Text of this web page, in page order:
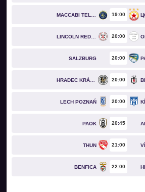
19 00
LINCOLN RED IMPS 20 00
SALZBURG 20 00
HRADEC KRÁLOVÉ 20 00
LECH POZNAŃ 20 00 KÍ
PAOK 20 45
THUN 21 00
BENFICA 22 00